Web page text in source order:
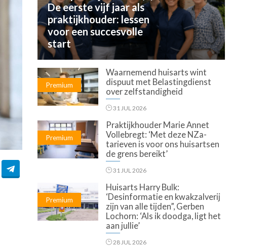
De eerste vijf jaar als
praktijkhouder: lessen
voor een succesvolle
start
Premium
Waarnemend huisarts wint
dispuut met Belastingdienst
over zelfstandigheid
31 JUL 2026
Premium
Praktijkhouder Marie Annet
Vollebregt: ‘Met deze NZa-
tarieven is voor ons huisartsen
de grens bereikt’
31 JUL 2026
Premium
Huisarts Harry Bulk:
‘Desinformatie en kwakzalverij
zijn van alle tijden”, Gerben
Lochorn: ‘Als ik doodga, ligt het
aan jullie’
28 JUL 2026